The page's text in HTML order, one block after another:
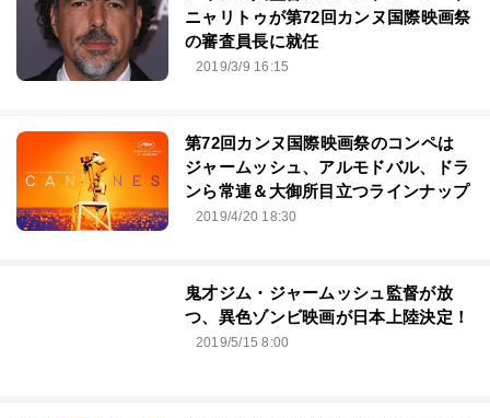
ニャリトゥが第72回カンヌ国際映画祭
の審査員長に就任
2019/3/9 16:15
第72回カンヌ国際映画祭のコンペは
ジャームッシュ、アルモドバル、ドラ
ンら常連＆大御所目立つラインナップ
2019/4/20 18:30
鬼才ジム・ジャームッシュ監督が放
つ、異色ゾンビ映画が日本上陸決定！
2019/5/15 8:00